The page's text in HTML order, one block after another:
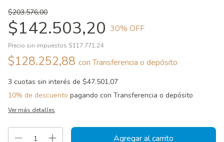
$203.576,00
$142.503,20 30% OFF
Precio sin impuestos $117.771,24
$128.252,88 con Transferencia o depósito
3 cuotas sin interés de $47.501,07
10% de descuento pagando con Transferencia o depósito
Ver más detalles